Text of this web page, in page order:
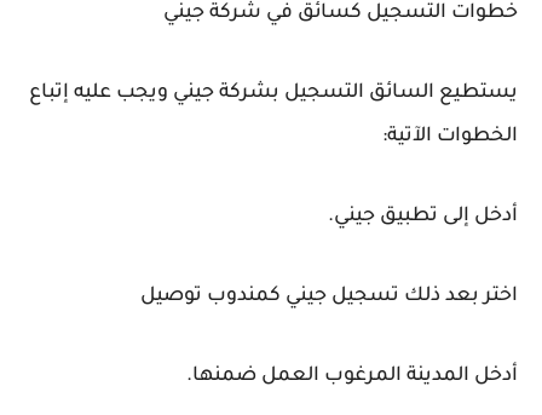
خطوات التسجيل كسائق في شركة جيني
يستطيع السائق التسجيل بشركة جيني ويجب عليه إتباع
الخطوات الآتية:
أدخل إلى تطبيق جيني.
اختر بعد ذلك تسجيل جيني كمندوب توصيل
أدخل المدينة المرغوب العمل ضمنها.